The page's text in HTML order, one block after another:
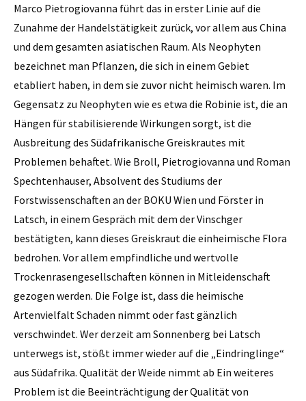
Marco Pietrogiovanna führt das in erster Linie auf die
Zunahme der Handelstätigkeit zurück, vor allem aus China
und dem gesamten asiatischen Raum. Als Neophyten
bezeichnet man Pflanzen, die sich in einem Gebiet
etabliert haben, in dem sie zuvor nicht heimisch waren. Im
Gegensatz zu Neophyten wie es etwa die Robinie ist, die an
Hängen für stabilisierende Wirkungen sorgt, ist die
Ausbreitung des Südafrikanische Greiskrautes mit
Problemen behaftet. Wie Broll, Pietrogiovanna und Roman
Spechtenhauser, Absolvent des Studiums der
Forstwissenschaften an der BOKU Wien und ­Förster in
Latsch, in einem Gespräch mit dem der Vinschger
bestätigten, kann dieses Greiskraut die einheimische Flora
bedrohen. Vor allem empfindliche und wertvolle
Trockenrasengesellschaften können in Mitleidenschaft
gezogen werden. Die Folge ist, dass die heimische
Artenvielfalt Schaden nimmt oder fast gänzlich
verschwindet. Wer derzeit am Sonnenberg bei Latsch
unterwegs ist, stößt immer wieder auf die „Eindringlinge“
aus Südafrika. Qualität der Weide nimmt ab Ein weiteres
Problem ist die Beeinträchtigung der Qualität von